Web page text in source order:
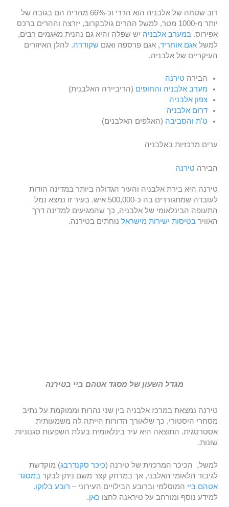
רוב שטחה של אלבניה הוא הררי וכ-66% מהריה הם בגובה של
יותר מ-1000 מטר, למשל ההרים גולבקרוב, יזרצה וההרים ברכס
אפירוס. במערב אלבניה יש שפלה והיא גם נהנית מאגמים רבים,
למשלאגם אוחריד, אגם פרספה ואגםשקודרה. להלן האיזורים
העיקריים של אלבניה.
הבירה טירנה
מערב אלבניה והחופים (הריביירה האלבנית)
צפון אלבניה
דרום אלבניה
ט'ת והסביבה (האלפים האלבנים)
ערים מרכזיות באלבניה
הבירה טירנה
טירנה היא בירת אלבניה והעיר הגדולה ביותר במדינה הודות
לעובדה שמתגוררים בה כ-500,000 איש. בעיר זו נמצא נמל
התעופה הבינלאומי של אלבניה, כך שהמגיעים למדינה דרך
האווירבטיסות ישירות מישראל נוחתים בטירנה.
מגדל השעון של מסגד אטהם ביי בטירנה
טירנה נמצאת במרכז אלבניה בין שני נהרות וממוקמת על נתיב
מסחרי היסטורי, כך שלאורך הדורות הייתה לה משמעותית
אסטרטגית. התוצאה היא עיר בינלאומית בעלת השפעות סגנוניות
שונות.
למשל, הכיכר המרכזית של טירנה (כיכר סקנדרבג) מוקדשת
לגיבור הלאומי האלבני, אך במרחק קצר משם ניתן לבקר במסגד
אטהם ביי המוסלמי וברובע הבילויים העירוני – רובע בלוקו.
למידע נוסף ומורחב על טיראנה לחצו כאן.